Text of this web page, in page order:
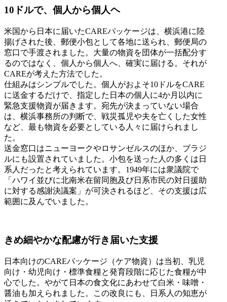
10ドルで、個人から個人ヘ
米国から日本に届いたCAREパッケージは、横浜港に陸
揚げされた後、郵便小包として各地に送られ、郵便局の
窓口で手渡されました。大量の物資を団体が一括配分す
るのではなく、個人から個人へ、確実に届ける。それが
CAREが考えた方法でした。
仕組みはシンプルでした。個人がおよそ10ドルをCARE
に送金するだけで、指定した日本の個人に4か月以内に
緊急支援物資が届きます。宛先が決まっていない場合
は、横浜事務所の判断で、戦災孤児や夫を亡くした女性
など、最も物資を必要としている人々に届けられまし
た。
送金窓口はニューヨークやロサンゼルスのほか、ブラジ
ルにも設置されていました。小包を送った人の多くは日
系人だったと考えられています。1949年には衆議院で
「ハワイ並びに北南米在留同胞及び日系市民の対日援助
に対する感謝決議案」が可決されるほど、その支援は広
範囲に及んでいました。
きめ細やかな配慮が行き届いた支援
日本向けのCAREパッケージ（ケア物資）は当初、乳児
向け・幼児向け・標準食糧と発育段階に応じた食糧が中
心でした。やがて日本の食文化にあわせて白米・味噌・
醤油も加えられました。この改良にも、日系人の知恵が